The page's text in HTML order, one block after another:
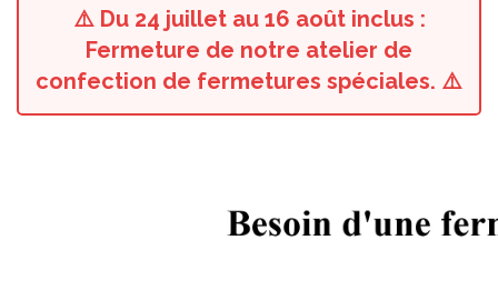
⚠️ Du 24 juillet au 16 août inclus :
Fermeture de notre atelier de
confection de fermetures spéciales. ⚠️